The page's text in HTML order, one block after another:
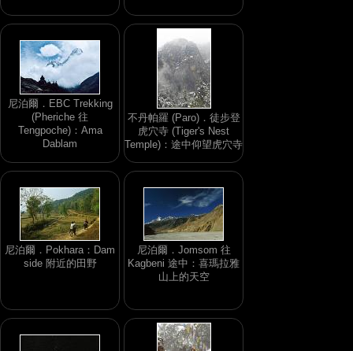
尼泊爾．EBC Trekking
(Pheriche 往
Tengpoche)：Ama
Dablam
不丹帕羅 (Paro)．徒步登
虎穴寺 (Tiger's Nest
Temple)：途中仰望虎穴寺
尼泊爾．Pokhara：Dam
side 附近的田野
尼泊爾．Jomsom 往
Kagbeni 途中：喜瑪拉雅
山上的天空